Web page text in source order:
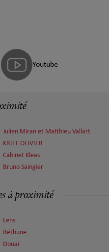
Youtube
Julien Miran et Matthieu Vallart
KRIEF OLIVIER
Cabinet Kleas
Bruno Saingier
à proximité
Lens
Béthune
Douai